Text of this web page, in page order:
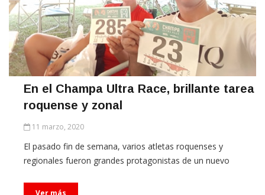
En el Champa Ultra Race, brillante tarea
roquense y zonal
11 marzo, 2020
El pasado fin de semana, varios atletas roquenses y
regionales fueron grandes protagonistas de un nuevo